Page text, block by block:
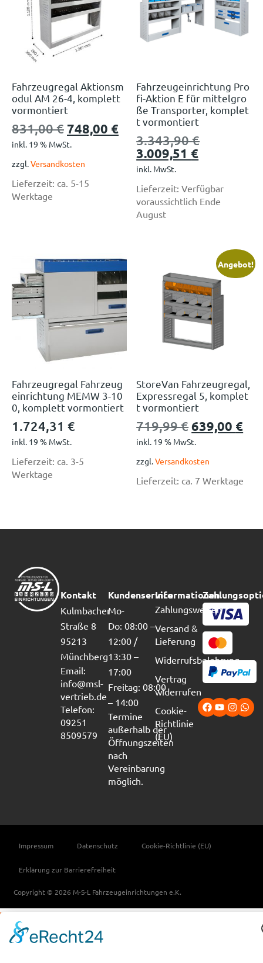
Fahrzeugregal Aktionsm
odul AM 26-4, komplett
vormontiert
831,00€ 748,00 €
inkl. 19 % MwSt.
zzgl.Versandkosten
Lieferzeit: ca. 5-15
Werktage
Fahrzeugeinrichtung Pro
fi-Aktion E für mittelgro
ße Transporter, komplet
t vormontiert
3.343,90€
3.009,51 €
inkl. MwSt.
Lieferzeit:Verfügbar
voraussichtlich Ende
August
Fahrzeugregal Fahrzeug
einrichtung MEMW 3-10
0, komplett vormontiert
1.724,31 €
inkl. 19 % MwSt.
Lieferzeit: ca. 3-5
Werktage
Angebot!
StoreVan Fahrzeugregal,
Expressregal 5, komplet
t vormontiert
719,99€639,00 €
inkl. 19 % MwSt.
zzgl.Versandkosten
Lieferzeit: ca. 7 Werktage
Kontakt
Kulmbacher
Straße 8
95213
Münchberg
Email:
info@msl-
vertrieb.de
Telefon:
09251
8509579
Kundenservice
Mo-
Do: 08:00 –
12:00 /
13:30 –
17:00
Freitag: 08:00
– 14:00
Termine
außerhalb der
Öffnungszeiten
nach
Vereinbarung
möglich.
Informationen
Zahlungsweisen
Versand &
Lieferung
Widerrufsbelehrung
Vertrag
widerrufen
Cookie-
Richtlinie
(EU)
Impressum Datenschutz Cookie-Richtlinie (EU)
Erklärung zur Barrierefreiheit
Copyright © 2026 M-S-L Fahrzeugeinrichtungen e.K.
Vertrag widerrufen